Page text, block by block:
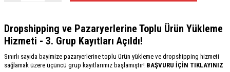
Dropshipping ve Pazaryerlerine Toplu Ürün Yükleme
Hizmeti - 3. Grup Kayıtları Açıldı!
Sınırlı sayıda bayimize pazaryerlerine toplu ürün yükleme ve dropshipping hizmeti
sağlamak üzere üçüncü grup kayıtlarımız başlamıştır! BAŞVURU İÇİN TIKLAYINIZ